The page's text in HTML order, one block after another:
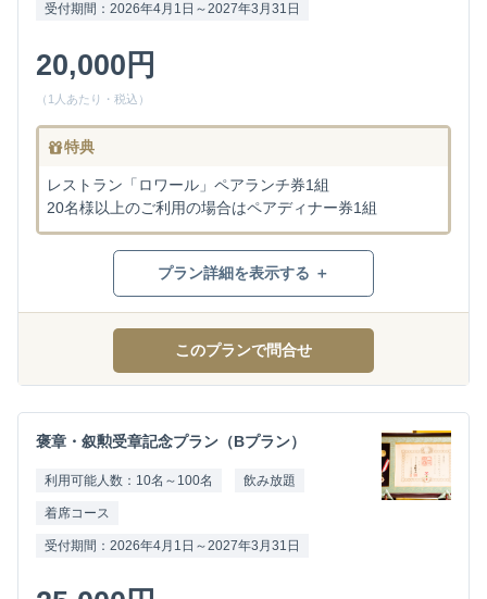
受付期間：2026年4月1日～2027年3月31日
20,000円
（1人あたり・税込）
特典
レストラン「ロワール」ペアランチ券1組
20名様以上のご利用の場合はペアディナー券1組
プラン詳細を表示する ＋
このプランで問合せ
褒章・叙勲受章記念プラン（Bプラン）
利用可能人数：10名～100名 飲み放題
着席コース
受付期間：2026年4月1日～2027年3月31日